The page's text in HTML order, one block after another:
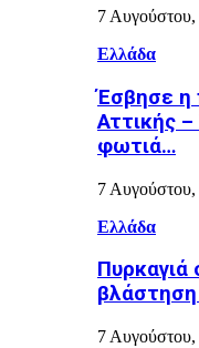
7
Ελλάδα
Έσβησε η
Αττικής
φωτιά…
7
Ελλάδα
Πυρκαγιά
7